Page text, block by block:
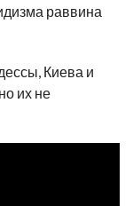
раввина
Киева и
их не